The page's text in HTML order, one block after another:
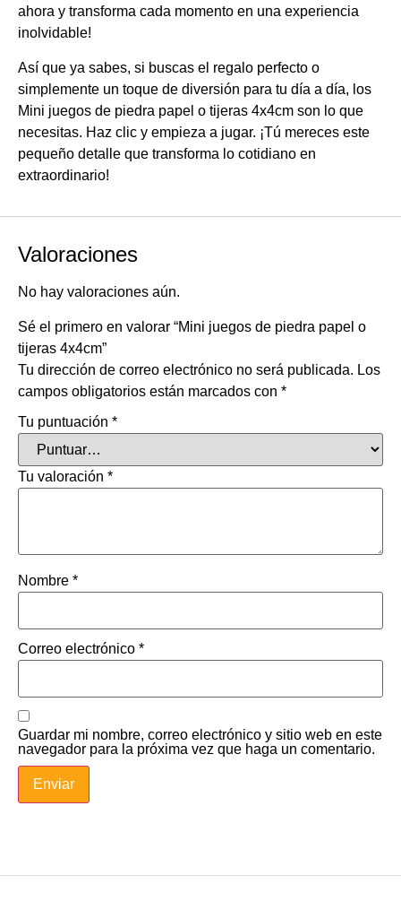
ahora y transforma cada momento en una experiencia
inolvidable!
Así que ya sabes, si buscas el regalo perfecto o
simplemente un toque de diversión para tu día a día, los
Mini juegos de piedra papel o tijeras 4x4cm son lo que
necesitas. Haz clic y empieza a jugar. ¡Tú mereces este
pequeño detalle que transforma lo cotidiano en
extraordinario!
Valoraciones
No hay valoraciones aún.
Sé el primero en valorar “Mini juegos de piedra papel o
tijeras 4x4cm”
Tu dirección de correo electrónico no será publicada. Los
campos obligatorios están marcados con *
Tu puntuación *
Tu valoración *
Nombre *
Correo electrónico *
Guardar mi nombre, correo electrónico y sitio web en este
navegador para la próxima vez que haga un comentario.